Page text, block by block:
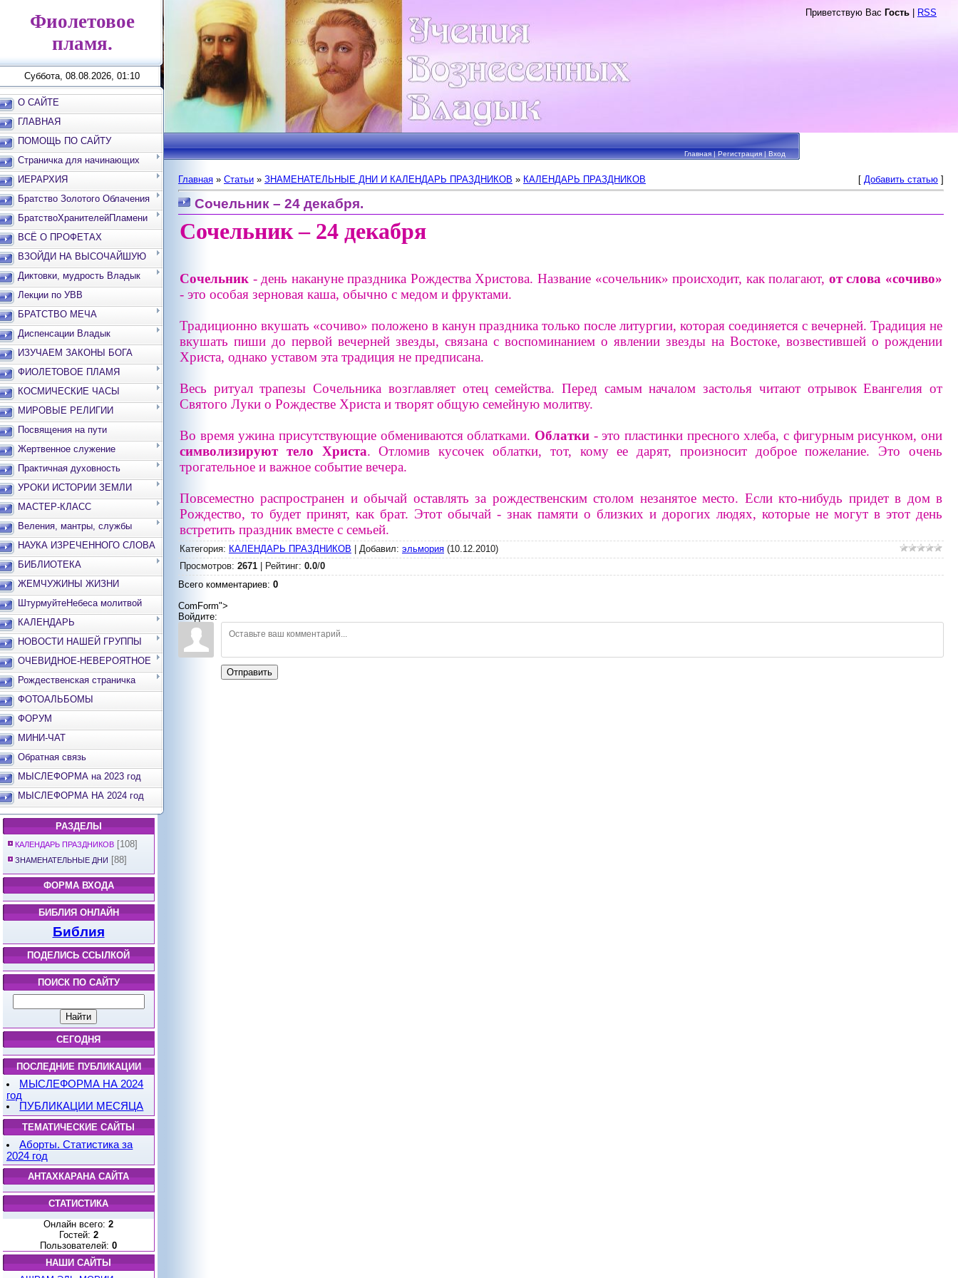
Фиолетовое
пламя.
Суббота, 08.08.2026, 01:10
О САЙТЕ
ГЛАВНАЯ
ПОМОЩЬ ПО САЙТУ
Страничка для начинающих
ИЕРАРХИЯ
Братство Золотого Облачения
БратствоХранителейПламени
ВСЁ О ПРОФЕТАХ
ВЗОЙДИ НА ВЫСОЧАЙШУЮ
ВЕРШИНУ
Диктовки, мудрость Владык
Лекции по УВВ
БРАТСТВО МЕЧА
Диспенсации Владык
ИЗУЧАЕМ ЗАКОНЫ БОГА
ФИОЛЕТОВОЕ ПЛАМЯ
КОСМИЧЕСКИЕ ЧАСЫ
МИРОВЫЕ РЕЛИГИИ
Посвящения на пути
Жертвенное служение
Практичная духовность
УРОКИ ИСТОРИИ ЗЕМЛИ
МАСТЕР-КЛАСС
Веления, мантры, службы
НАУКА ИЗРЕЧЕННОГО СЛОВА
БИБЛИОТЕКА
ЖЕМЧУЖИНЫ ЖИЗНИ
ШтурмуйтеНебеса молитвой
КАЛЕНДАРЬ
НОВОСТИ НАШЕЙ ГРУППЫ
ОЧЕВИДНОЕ-НЕВЕРОЯТНОЕ
Рождественская страничка
ФОТОАЛЬБОМЫ
ФОРУМ
МИНИ-ЧАТ
Обратная связь
МЫСЛЕФОРМА на 2023 год
МЫСЛЕФОРМА НА 2024 год
РАЗДЕЛЫ
КАЛЕНДАРЬ ПРАЗДНИКОВ [108]
ЗНАМЕНАТЕЛЬНЫЕ ДНИ [88]
ФОРМА ВХОДА
БИБЛИЯ ОНЛАЙН
Библия
ПОДЕЛИСЬ ССЫЛКОЙ
ПОИСК ПО САЙТУ
СЕГОДНЯ
ПОСЛЕДНИЕ ПУБЛИКАЦИИ
МЫСЛЕФОРМА НА 2024
год
ПУБЛИКАЦИИ МЕСЯЦА
ТЕМАТИЧЕСКИЕ САЙТЫ
Аборты. Статистика за
2024 год
АНТАХКАРАНА САЙТА
СТАТИСТИКА
Онлайн всего: 2
Гостей: 2
Пользователей: 0
НАШИ САЙТЫ
Приветствую Вас Гость RSS
Главная|Регистрация|Вход
Главная » Статьи » ЗНАМЕНАТЕЛЬНЫЕ ДНИ И КАЛЕНДАРЬ ПРАЗДНИКОВ » КАЛЕНДАРЬ ПРАЗДНИКОВ [ Добавить статью ]
Сочельник – 24 декабря.
Сочельник – 24 декабря
Сочельник - день накануне праздника Рождества Христова. Название «сочельник» происходит, как полагают, от слова «сочиво»
- это особая зерновая каша, обычно с медом и фруктами.
Традиционно вкушать «сочиво» положено в канун праздника только после литургии, которая соединяется с вечерней. Традиция не
вкушать пиши до первой вечерней звезды, связана с воспоминанием о явлении звезды на Востоке, возвестившей о рождении
Христа, однако уставом эта традиция не предписана.
Весь ритуал трапезы Сочельника возглавляет отец семейства. Перед самым началом застолья читают отрывок Евангелия от
Святого Луки о Рождестве Христа и творят общую семейную молитву.
Во время ужина присутствующие обмениваются облатками. Облатки - это пластинки пресного хлеба, с фигурным рисунком, они
символизируют тело Христа. Отломив кусочек облатки, тот, кому ее дарят, произносит доброе пожелание. Это очень
трогательное и важное событие вечера.
Повсеместно распространен и обычай оставлять за рождественским столом незанятое место. Если кто-нибудь придет в дом в
Рождество, то будет принят, как брат. Этот обычай - знак памяти о близких и дорогих людях, которые не могут в этот день
встретить праздник вместе с семьей.
Категория: КАЛЕНДАРЬ ПРАЗДНИКОВ Добавил: эльмория (10.12.2010)
Просмотров: 2671 Рейтинг: 0.0/0
Всего комментариев: 0
ComForm">
Войдите:
Отправить